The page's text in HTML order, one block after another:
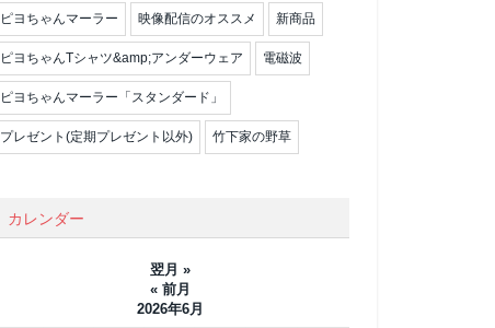
ピヨちゃんマーラー 映像配信のオススメ 新商品
ピヨちゃんTシャツ&amp;アンダーウェア 電磁波
ピヨちゃんマーラー「スタンダード」
プレゼント(定期プレゼント以外) 竹下家の野草
カレンダー
翌月 »
« 前月
2026年6月